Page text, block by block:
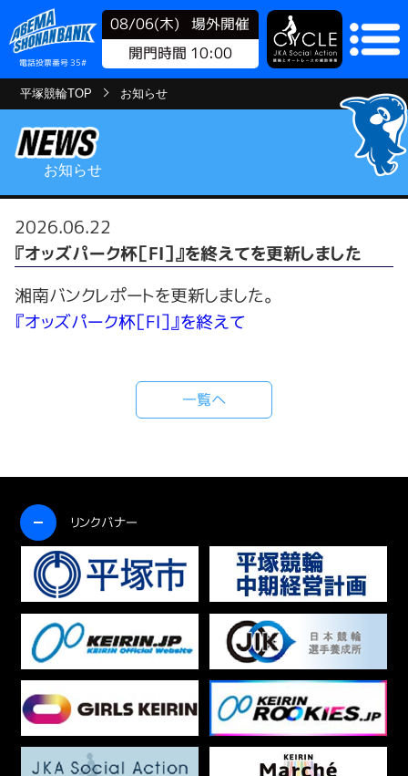
電話投票番号 35#
08/06(木)
場外開催
開門時間 10:00
平塚競輪TOP お知らせ
お知らせ
2026.06.22
『オッズパーク杯［FⅠ］』を終えてを更新しました
湘南バンクレポートを更新しました。
『オッズパーク杯［FⅠ］』を終えて
一覧へ
リンクバナー
開く